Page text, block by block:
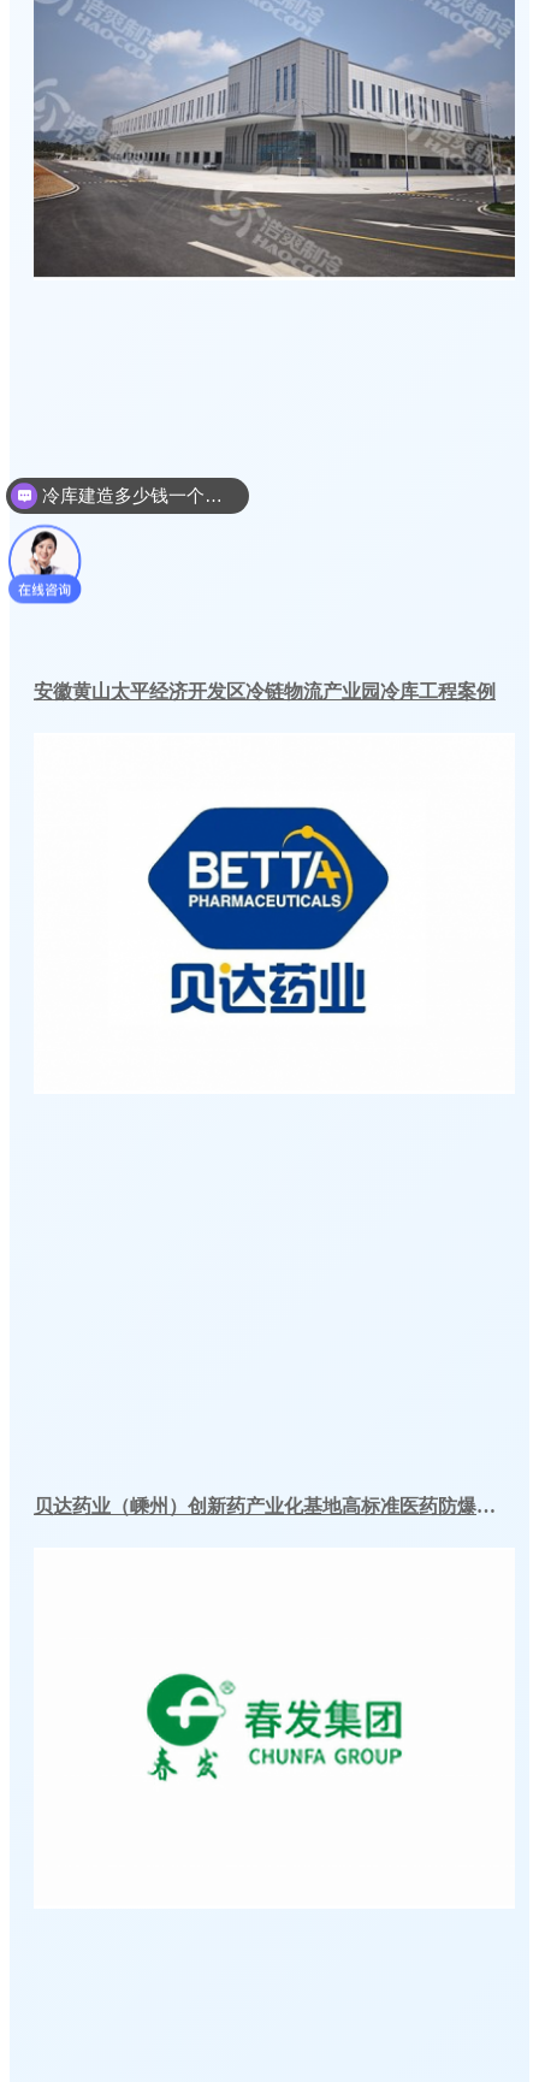
安徽黄山太平经济开发区冷链物流产业园冷库工程案例
贝达药业（嵊州）创新药产业化基地高标准医药防爆冷库建造工程案例
冷库建造多少钱一个平方